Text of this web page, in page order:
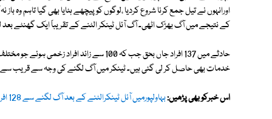
اورانہوں نے تیل جمع کرنا شروع کردیا ،لوگوں کوپیچھے ہٹایا بھی گیا
کے نتیجے میں آگ بھڑک اٹھی۔ آگ آئل ٹینکر الٹنے کے تقریباً ایک گھنٹے بعد
حادثے میں 137 افراد جاں بحق جب کہ 100 سے
خدمات بھی حاصل کر لی گئی ہیں۔ ٹینکر میں آگ لگنے کی وجہ سے قریب سے
اس خبرکو بھی پڑھیں:بہاولپورمیں آئل ٹینکرالٹنے کے بعد آگ لگنے سے 128 افراد جاں بحق